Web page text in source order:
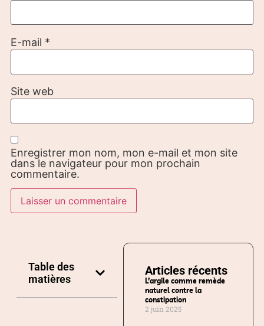
E-mail *
Site web
Enregistrer mon nom, mon e-mail et mon site
dans le navigateur pour mon prochain
commentaire.
Table des
matières
Articles récents
L’argile comme remède
naturel contre la
constipation
2 juin 2025